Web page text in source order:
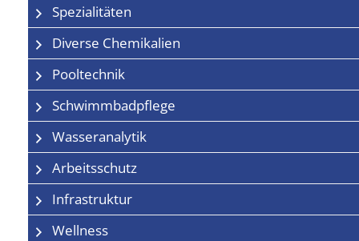
Spezialitäten
Diverse Chemikalien
Pooltechnik
Schwimmbadpflege
Wasseranalytik
Arbeitsschutz
Infrastruktur
Wellness